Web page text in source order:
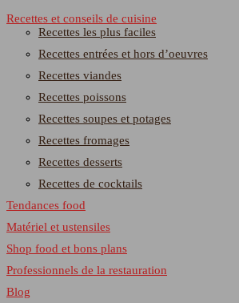
Recettes et conseils de cuisine
Recettes les plus faciles
Recettes entrées et hors d’oeuvres
Recettes viandes
Recettes poissons
Recettes soupes et potages
Recettes fromages
Recettes desserts
Recettes de cocktails
Tendances food
Matériel et ustensiles
Shop food et bons plans
Professionnels de la restauration
Blog